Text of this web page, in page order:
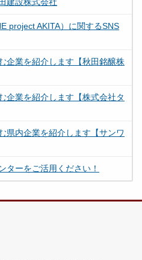
project AKITA）に関するSNS
企業を紹介します【秋田銘醸株
企業を紹介します【株式会社タ
県内企業を紹介します【サンワ
ターをご活用ください！